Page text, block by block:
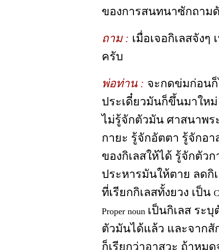
ของการสนทนาซักถาม
ถาม : เมื่อเจอกิเลสจัง
ครับ
พ่อท่าน : จะกดข่มก่อนก็
ประเดี๋ยวมันก็ขึ้นมาให
ไม่รู้จักตัวมัน ศาสนาพ
กายะ รู้จักอัตตา รู้จักอ
ของกิเลสให้ได้ รู้จักตัว
ประหารมันให้ตาย ลดกิ
ที่เรียกกิเลสทั้งยวง เป็น
Proper noun เป็นกิเลส ระ
ตัวมันได้แล้ว และจากสั
ก็เรียกว่าอาสวะ ถ้าหม